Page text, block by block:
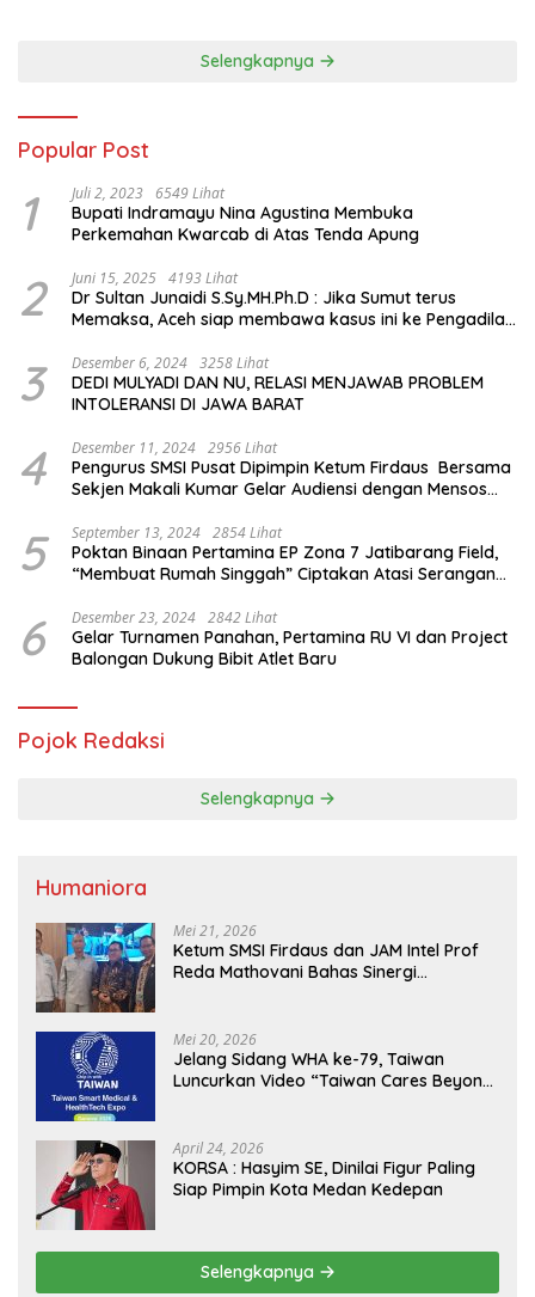
Selengkapnya
Popular Post
1 Juli 2, 2023 6549 Lihat
Bupati Indramayu Nina Agustina Membuka
Perkemahan Kwarcab di Atas Tenda Apung
2 Juni 15, 2025 4193 Lihat
Dr Sultan Junaidi S.Sy.MH.Ph.D : Jika Sumut terus
Memaksa, Aceh siap membawa kasus ini ke Pengadilan
3 Desember 6, 2024 3258 Lihat
DEDI MULYADI DAN NU, RELASI MENJAWAB PROBLEM
INTOLERANSI DI JAWA BARAT
4 Desember 11, 2024 2956 Lihat
Pengurus SMSI Pusat Dipimpin Ketum Firdaus Bersama
Sekjen Makali Kumar Gelar Audiensi dengan Mensos
5 September 13, 2024 2854 Lihat
Poktan Binaan Pertamina EP Zona 7 Jatibarang Field,
“Membuat Rumah Singgah” Ciptakan Atasi Serangan
6 Desember 23, 2024 2842 Lihat
Gelar Turnamen Panahan, Pertamina RU VI dan Project
Balongan Dukung Bibit Atlet Baru
Pojok Redaksi
Selengkapnya
Humaniora
Mei 21, 2026
Ketum SMSI Firdaus dan JAM Intel Prof
Reda Mathovani Bahas Sinergi
MBG, Perkuat Pengawasan Program
Pemerintah
Mei 20, 2026
Jelang Sidang WHA ke-79, Taiwan
Luncurkan Video “Taiwan Cares Beyond
April 24, 2026
KORSA : Hasyim SE, Dinilai Figur Paling
Siap Pimpin Kota Medan Kedepan
Selengkapnya